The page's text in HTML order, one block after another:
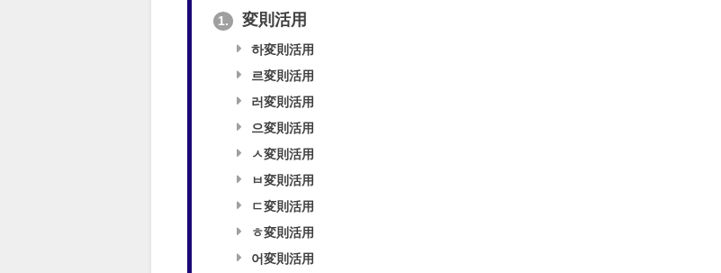
1. 変則活用
하変則活用
르変則活用
러変則活用
으変則活用
ㅅ変則活用
ㅂ変則活用
ㄷ変則活用
ㅎ変則活用
어変則活用